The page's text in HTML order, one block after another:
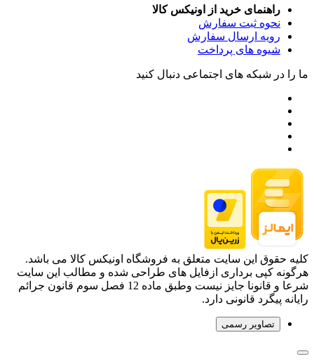
راهنمای خرید از اونیکس کالا
نحوه ثبت سفارش
رویه ارسال سفارش
شیوه های پرداخت
ما را در شبکه های اجتماعی دنبال کنید
کلیه حقوق این سایت متعلق به فروشگاه اونیکس کالا می باشد.
هرگونه کپی برداری ازفایل های طراحی شده و مطالب این سایت
شرعا و قانونا جایز نیست وطبق ماده 12 فصل سوم قانون جرائم
رایانه پیگرد قانونی دارد.
تصاویر رسمی